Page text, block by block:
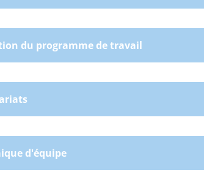
du programme de travail
d'équipe